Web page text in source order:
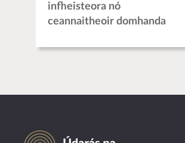
infheisteora nó
ceannaitheoir domhanda
Údarás na Gaeltachta